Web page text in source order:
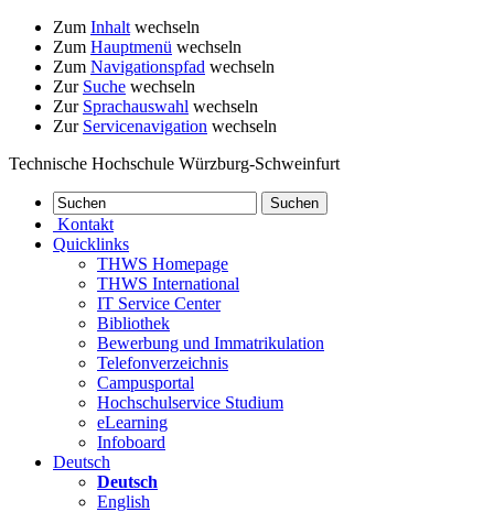
Zum Inhalt wechseln
Zum Hauptmenü wechseln
Zum Navigationspfad wechseln
Zur Suche wechseln
Zur Sprachauswahl wechseln
Zur Servicenavigation wechseln
Technische Hochschule Würzburg-Schweinfurt
Kontakt
Quicklinks
THWS Homepage
THWS International
IT Service Center
Bibliothek
Bewerbung und Immatrikulation
Telefonverzeichnis
Campusportal
Hochschulservice Studium
eLearning
Infoboard
Deutsch
Deutsch
English